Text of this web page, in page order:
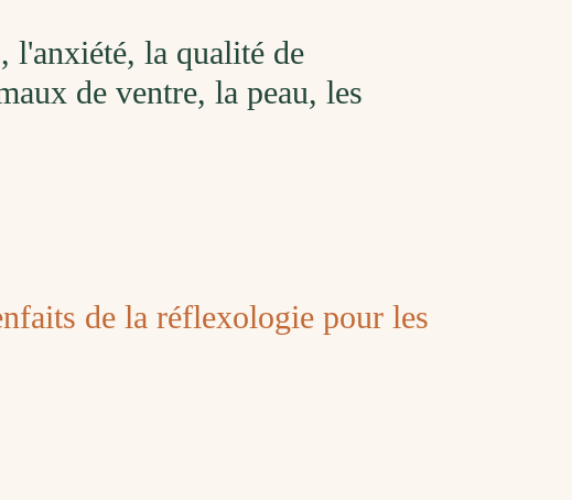
l'anxiété, la qualité de
de ventre, la peau, les
de la réflexologie pour les